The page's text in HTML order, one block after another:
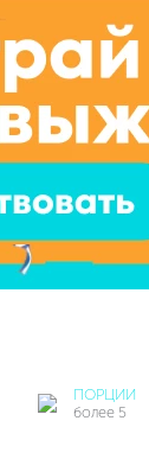
ПОРЦИИ
более 5